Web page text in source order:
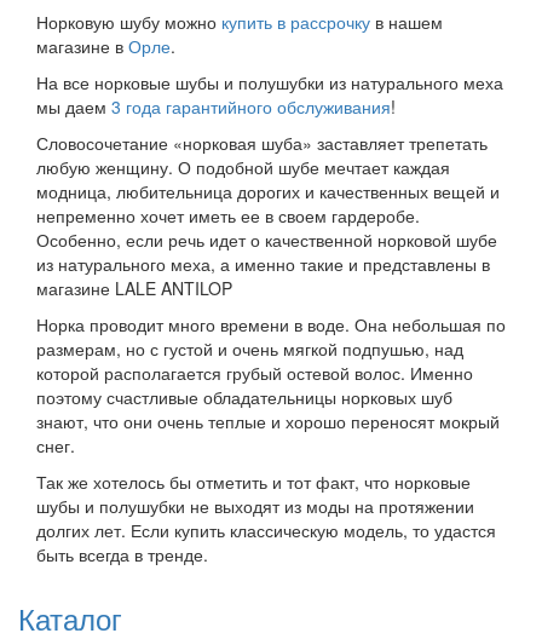
Норковую шубу можно купить в рассрочку в нашем
магазине в Орле.
На все норковые шубы и полушубки из натурального меха
мы даем 3 года гарантийного обслуживания!
Словосочетание «норковая шуба» заставляет трепетать
любую женщину. О подобной шубе мечтает каждая
модница, любительница дорогих и качественных вещей и
непременно хочет иметь ее в своем гардеробе.
Особенно, если речь идет о качественной норковой шубе
из натурального меха, а именно такие и представлены в
магазине LALE ANTILOP
Норка проводит много времени в воде. Она небольшая по
размерам, но с густой и очень мягкой подпушью, над
которой располагается грубый остевой волос. Именно
поэтому счастливые обладательницы норковых шуб
знают, что они очень теплые и хорошо переносят мокрый
снег.
Так же хотелось бы отметить и тот факт, что норковые
шубы и полушубки не выходят из моды на протяжении
долгих лет. Если купить классическую модель, то удастся
быть всегда в тренде.
Каталог